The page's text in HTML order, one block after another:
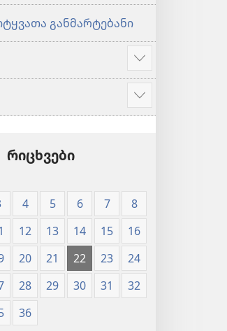
განმარტებანი
აჩვენეთ
მეტი
აჩვენეთ
მეტი
რიცხვები
4 5 6 7
8
12 13 14 15
16
20 21 22 23
24
28 29 30 31
32
36